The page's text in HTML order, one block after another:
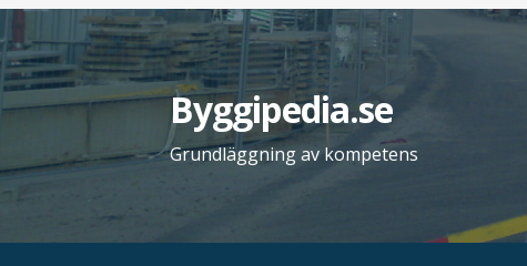
o
p
p
t
l
Byggipedia.se
Grundläggning av kompetens